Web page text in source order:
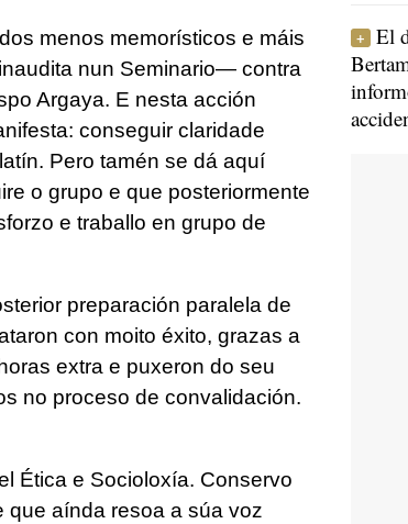
menos memorísticos e máis
nun Seminario— contra
Argaya. E nesta acción
conseguir claridade
Pero tamén se dá aquí
o grupo e que posteriormente
e traballo en grupo de
preparación paralela de
con moito éxito, grazas a
extra e puxeron do seu
no proceso de convalidación.
Ética e Socioloxía. Conservo
que aínda resoa a súa voz
El